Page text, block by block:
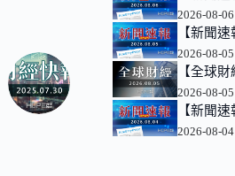
2026-08-06
【新聞
2026-08-05
【全球財
2026-08-05
【新聞
2026-08-04